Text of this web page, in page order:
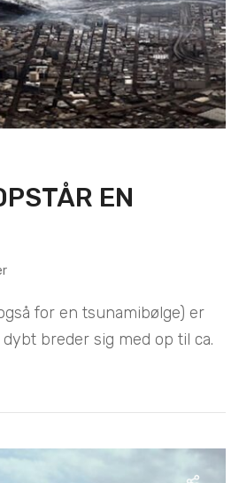
EN
for en tsunamibølge) er
breder sig med op til ca.